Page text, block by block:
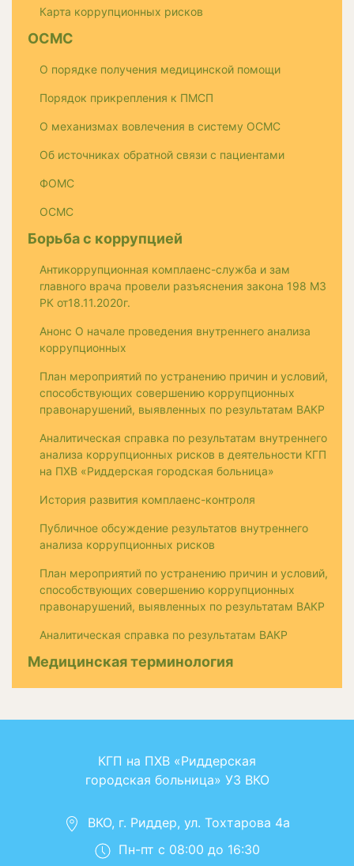
Карта коррупционных рисков
ОСМС
О порядке получения медицинской помощи
Порядок прикрепления к ПМСП
О механизмах вовлечения в систему ОСМС
Об источниках обратной связи с пациентами
ФОМС
ОСМС
Борьба с коррупцией
Антикоррупционная комплаенс-служба и зам
главного врача провели разъяснения закона 198 МЗ
РК от18.11.2020г.
Анонс О начале проведения внутреннего анализа
коррупционных
План мероприятий по устранению причин и условий,
способствующих совершению коррупционных
правонарушений, выявленных по результатам ВАКР
Аналитическая справка по результатам внутреннего
анализа коррупционных рисков в деятельности КГП
на ПХВ «Риддерская городская больница»
История развития комплаенс-контроля
Публичное обсуждение результатов внутреннего
анализа коррупционных рисков
План мероприятий по устранению причин и условий,
способствующих совершению коррупционных
правонарушений, выявленных по результатам ВАКР
Аналитическая справка по результатам ВАКР
Медицинская терминология
КГП на ПХВ «Риддерская
городская больница» УЗ ВКО
ВКО, г. Риддер, ул. Тохтарова 4а
Пн-пт с 08:00 до 16:30